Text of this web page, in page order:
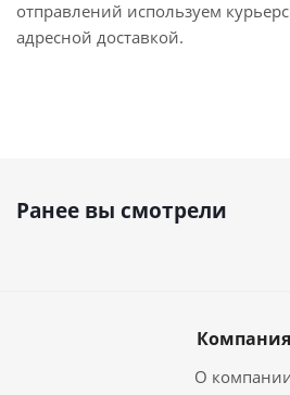
отправлений используем
адресной доставкой.
Ранее вы смотрели
Компания
О